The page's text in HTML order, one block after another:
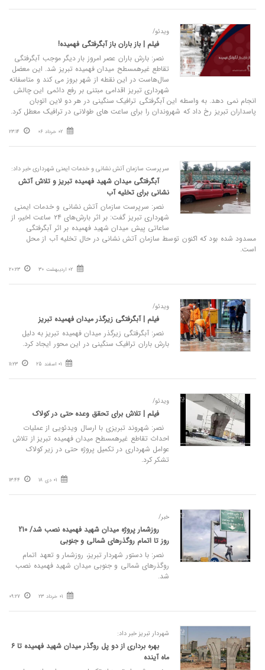
ویدئو/
فیلم | باز باران باز آبگرفتگی فهمیده!
ن️صر: بارش باران عصر امروز بار دیگر موجب آبگرفتگی
تقاطع غیرهمسطح میدان فهمیده تبریز شد.️ این معضل
سال‌هاست در این نقطه از شهر بروز می کند و متاسفانه
شهرداری تبریز اقدامی مبتنی بر رفع دائمی این چالش
انجام نمی دهد.️ به واسطه این آبگرفتگی ترافیک سنگینی در هر دو لاین اتوبان
پاسداران تبریز رخ داد که شهروندان را برای ساعت های طولانی در ترافیک معطل کرد.
02 خرداد 06 23:14
سرپرست سازمان آتش نشانی و خدمات ایمنی شهرداری خبر داد:
آبگرفتگی میدان شهید فهمیده تبریز و تلاش آتش
نشانی برای تخلیه آب
نصر: سرپرست سازمان آتش نشانی و خدمات ایمنی
شهرداری تبریز گفت: بر اثر بارش‌های ۲۴ ساعت اخیر، از
ساعاتی پیش میدان شهید فهمیده بر اثر آبگرفتگی
مسدود شده بود که اکنون توسط سازمان آتش نشانی در حال تخلیه آب از محل
است.
02 اردیبهشت 30 20:23
ویدئو/
فیلم | آبگرفتگی زیرگذر میدان فهمیده تبریز
نصر: آبگرفتگی زیرگذر میدان فهمیده تبریز به دلیل
بارش باران ترافیک سنگینی در این محور ایجاد کرد.
01 اسفند 25 11:23
ویدئو/
فیلم | تلاش برای تحقق وعده حتی در کولاک
ن️صر: شهروند تبریزی با ارسال ویدئویی از عملیات
احداث تقاطع غیرهمسطح میدان فهمیده تبریز از تلاش
عوامل شهرداری در تکمیل پروژه حتی در زیر کولاک
تشکر کرد.
01 دی 18 13:44
خبر/
روزشمار پروژه میدان شهید فهمیده نصب شد/ 210
روز تا اتمام روگذرهای شمالی و جنوبی
نصر: با دستور شهردار تبریز، روزشمار و تعهد اتمام
روگذرهای شمالی و جنوبی میدان شهید فهمیده نصب
شد.
01 خرداد 23 09:27
شهردار تبریز خبر داد:
بهره برداری از دو پل روگذر میدان شهید فهمیده تا ۶
ماه آینده